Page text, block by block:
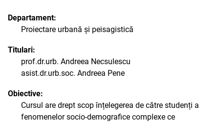
Departament:
Proiectare urbană și peisagistică
Titulari:
prof.dr.urb. Andreea Necsulescu
asist.dr.urb.soc. Andreea Pene
Obiective:
Cursul are drept scop înțelegerea de către studenți a
fenomenelor socio-demografice complexe ce